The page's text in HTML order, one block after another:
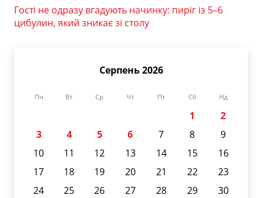
Гості не одразу вгадують начинку: пиріг із 5–6
цибулин, який зникає зі столу
Серпень 2026
Пн Вт Ср Чт Пт Сб Нд
1
2
3
4 5 6 7 8
9
10
11 12 13 14 15
16
17
18 19 20 21 22
23
24
25 26 27 28 29
30